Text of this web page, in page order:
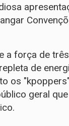
a força de
de
os
geral